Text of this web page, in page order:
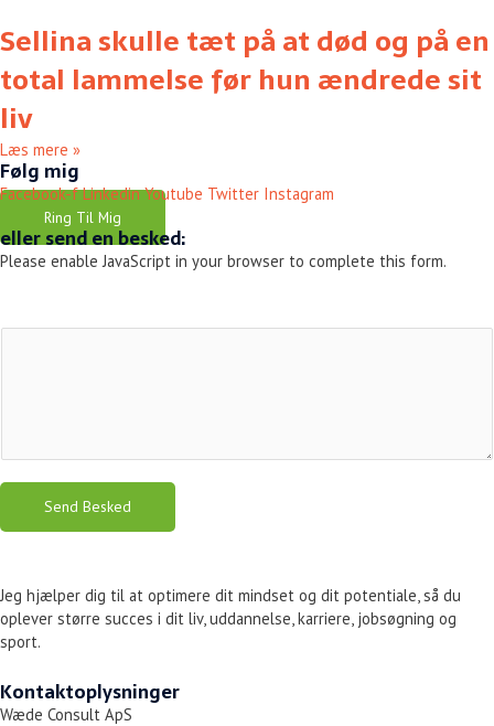
Sellina skulle tæt på at død og på en
total lammelse før hun ændrede sit
liv
Læs mere »
Følg mig
Facebook-f Linkedin Youtube Twitter Instagram
Ring Til Mig
eller send en besked:
Please enable JavaScript in your browser to complete this form.
Send Besked
Jeg hjælper dig til at optimere dit mindset og dit potentiale, så du
oplever større succes i dit liv, uddannelse, karriere, jobsøgning og
sport.
Kontaktoplysninger
Wæde Consult ApS